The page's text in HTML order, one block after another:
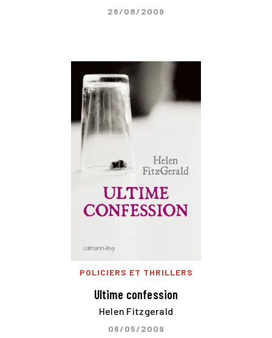
26/08/2009
POLICIERS ET THRILLERS
Ultime confession
Helen Fitzgerald
06/05/2009